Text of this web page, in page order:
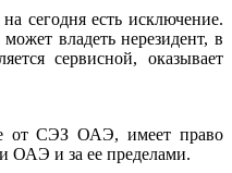
сегодня есть исключение.
владеть нерезидент, в
сервисной, оказывает
от СЭЗ ОАЭ, имеет право
ОАЭ и за ее пределами.